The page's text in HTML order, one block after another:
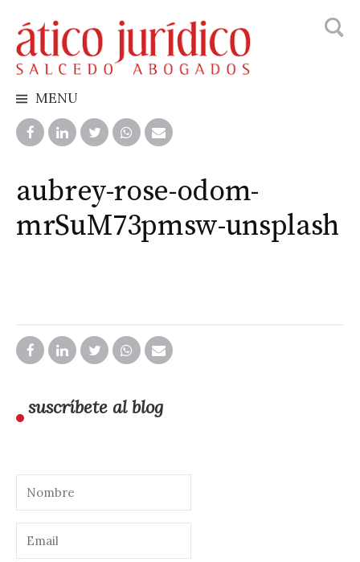
to
content
MENU
aubrey-rose-odom-
mrSuM73pmsw-unsplash
suscríbete al blog